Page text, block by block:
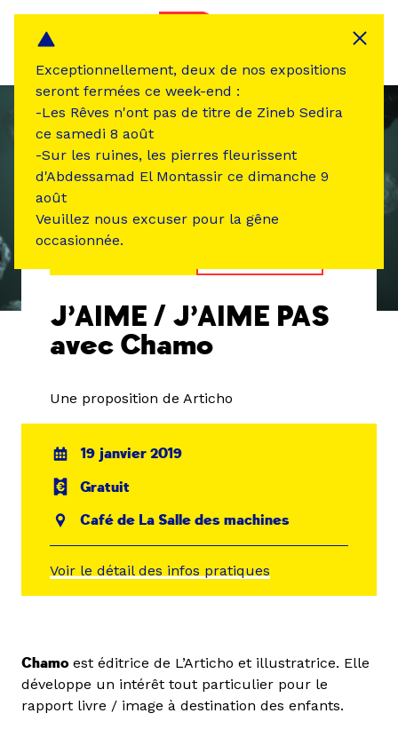
J’AIME / J’AIME PAS
avec Chamo
Une proposition de Articho
19 janvier 2019
Gratuit
Café de La Salle des machines
Voir le détail des infos pratiques
Chamoest éditrice de L’Articho et illustratrice. Elle
développe un intérêt tout particulier pour le
rapport livre / image à destination des enfants.
Exceptionnellement, deux de nos expositions
seront fermées ce week-end :
-Les Rêves n'ont pas de titre de Zineb Sedira
ce samedi 8 août
-Sur les ruines, les pierres fleurissent
d'Abdessamad El Montassir ce dimanche 9
août
Veuillez nous excuser pour la gêne
occasionnée.
Panneau de gestion des cookies